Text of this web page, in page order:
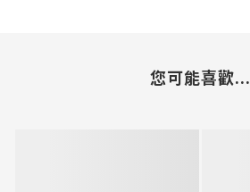
您可能喜歡...